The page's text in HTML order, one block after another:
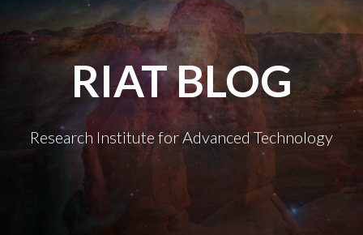
キ
ッ
プ
RIAT BLOG
Research Institute for Advanced Technology